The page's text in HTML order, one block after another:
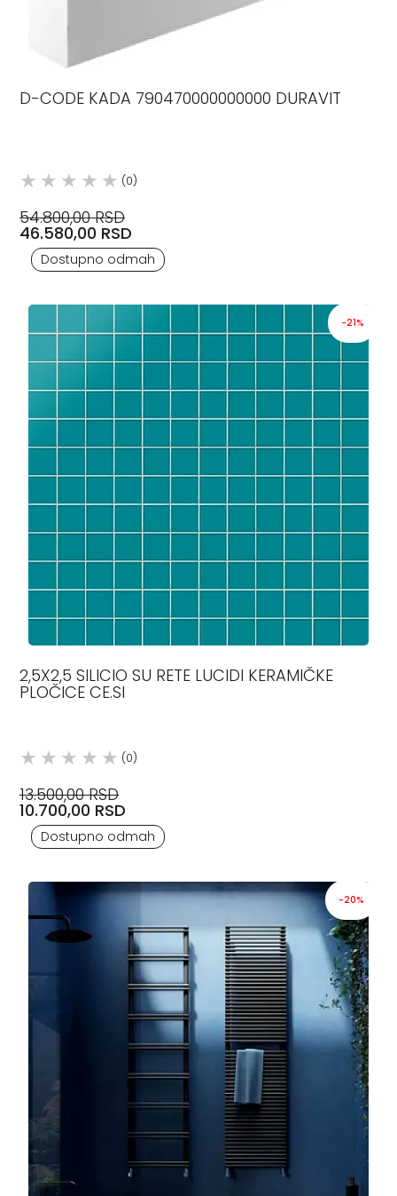
D-CODE KADA 790470000000000 DURAVIT
(0)
54.800,00 RSD
46.580,00 RSD
Dostupno odmah
-21%
2,5X2,5 SILICIO SU RETE LUCIDI KERAMIČKE
PLOČICE CE.SI
(0)
13.500,00 RSD
10.700,00 RSD
Dostupno odmah
-20%